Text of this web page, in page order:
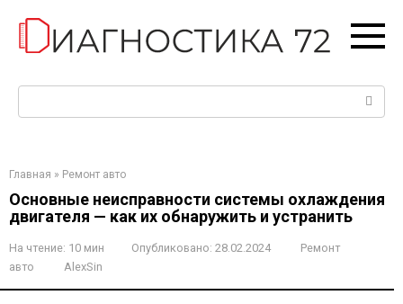
контенту
Главная » Ремонт авто
Основные неисправности системы охлаждения
двигателя — как их обнаружить и устранить
На чтение: 10 мин Опубликовано: 28.02.2024
Ремонт
авто
AlexSin